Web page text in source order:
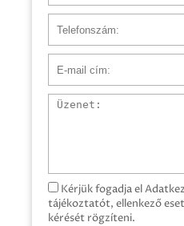
Üzenet
Kérjük fogadja el
tájékoztatót, ellenkező
kérését rögzíteni.